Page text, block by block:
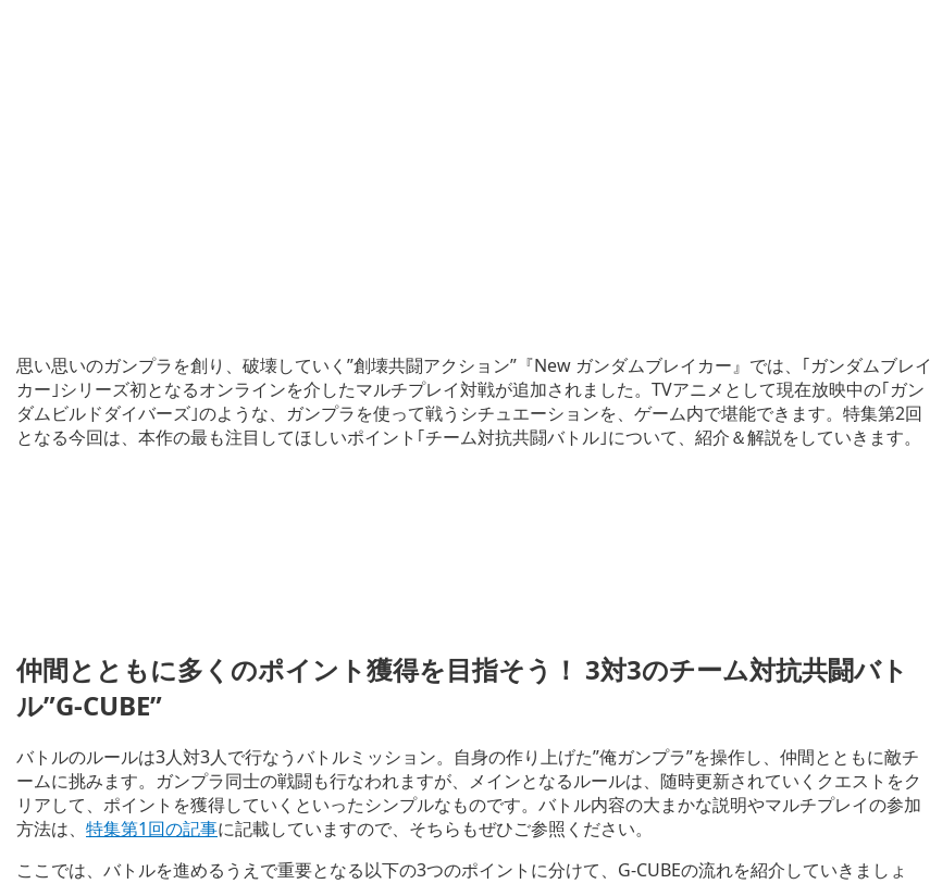
思い思いのガンプラを創り、破壊していく”創壊共闘アクション”『New ガンダムブレイカー』では、｢ガンダムブレイ
カー｣シリーズ初となるオンラインを介したマルチプレイ対戦が追加されました。TVアニメとして現在放映中の｢ガン
ダムビルドダイバーズ｣のような、ガンプラを使って戦うシチュエーションを、ゲーム内で堪能できます。特集第2回
となる今回は、本作の最も注目してほしいポイント｢チーム対抗共闘バトル｣について、紹介＆解説をしていきます。
仲間とともに多くのポイント獲得を目指そう！ 3対3のチーム対抗共闘バト
ル”G-CUBE”
バトルのルールは3人対3人で行なうバトルミッション。自身の作り上げた”俺ガンプラ”を操作し、仲間とともに敵チ
ームに挑みます。ガンプラ同士の戦闘も行なわれますが、メインとなるルールは、随時更新されていくクエストをク
リアして、ポイントを獲得していくといったシンプルなものです。バトル内容の大まかな説明やマルチプレイの参加
方法は、 特集第1回の記事に記載していますので、そちらもぜひご参照ください。
ここでは、バトルを進めるうえで重要となる以下の3つのポイントに分けて、G-CUBEの流れを紹介していきましょ